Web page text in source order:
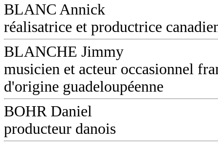
BLANC Annick
réalisatrice et productrice
BLANCHE Jimmy
musicien et acteur occasionnel
d'origine guadeloupéenne
BOHR Daniel
producteur danois